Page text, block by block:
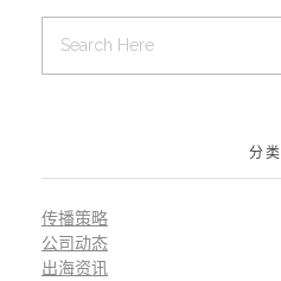
分类
传播策略
公司动态
出海资讯